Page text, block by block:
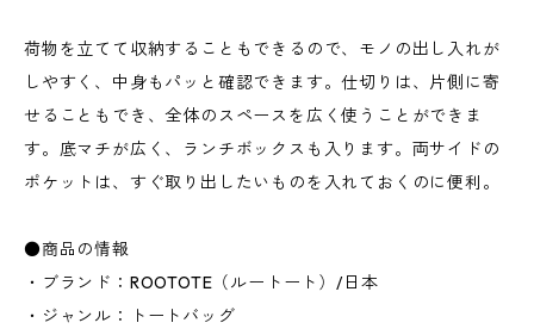
荷物を立てて収納することもできるので、モノの出し入れが
しやすく、中身もパッと確認できます。仕切りは、片側に寄
せることもでき、全体のスペースを広く使うことができま
す。底マチが広く、ランチボックスも入ります。両サイドの
ポケットは、すぐ取り出したいものを入れておくのに便利。
●商品の情報
・ブランド：ROOTOTE（ルートート）/日本
・ジャンル：トートバッグ